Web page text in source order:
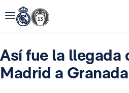
Así fue la llegada
Madrid a Granada